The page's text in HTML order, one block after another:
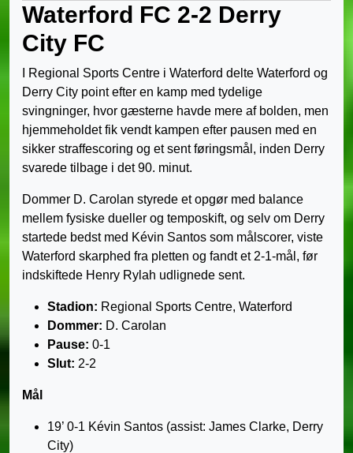
Waterford FC 2-2 Derry
City FC
I Regional Sports Centre i Waterford delte Waterford og
Derry City point efter en kamp med tydelige
svingninger, hvor gæsterne havde mere af bolden, men
hjemmeholdet fik vendt kampen efter pausen med en
sikker straffescoring og et sent føringsmål, inden Derry
svarede tilbage i det 90. minut.
Dommer D. Carolan styrede et opgør med balance
mellem fysiske dueller og temposkift, og selv om Derry
startede bedst med Kévin Santos som målscorer, viste
Waterford skarphed fra pletten og fandt et 2-1-mål, før
indskiftede Henry Rylah udlignede sent.
Stadion: Regional Sports Centre, Waterford
Dommer: D. Carolan
Pause: 0-1
Slut: 2-2
Mål
19’ 0-1 Kévin Santos (assist: James Clarke, Derry
City)